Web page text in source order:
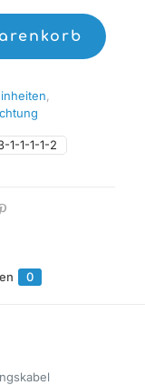
1-1-1-1-2
,
0